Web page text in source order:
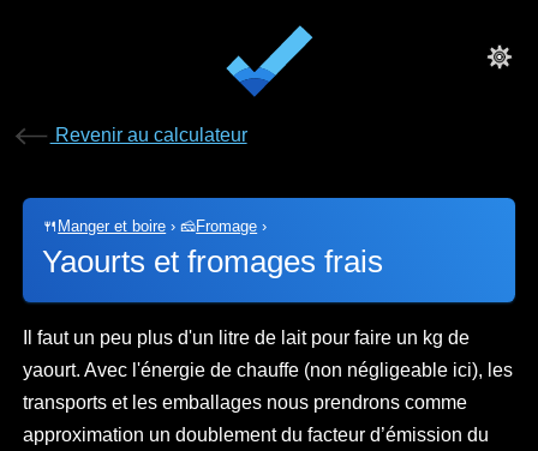
Revenir au calculateur
🍴 Manger et boire ›🧀Fromage ›
Yaourts et fromages frais
Il faut un peu plus d'un litre de lait pour faire un kg de
yaourt. Avec l'énergie de chauffe (non négligeable ici), les
transports et les emballages nous prendrons comme
approximation un doublement du facteur d’émission du